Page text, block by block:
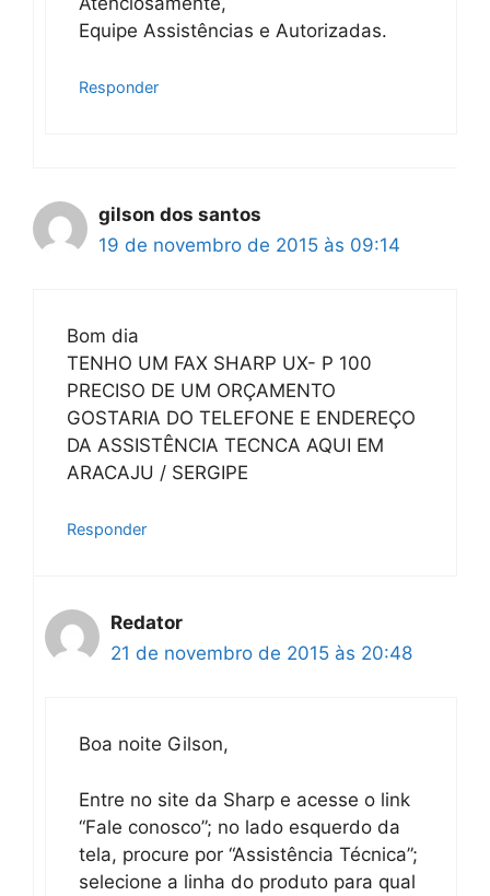
Equipe Assistências e Autorizadas.
Responder
gilson dos santos
19 de novembro de 2015 às 09:14
Bom dia
TENHO UM FAX SHARP UX- P 100
PRECISO DE UM ORÇAMENTO
GOSTARIA DO TELEFONE E ENDEREÇO
DA ASSISTÊNCIA TECNCA AQUI EM
ARACAJU / SERGIPE
Responder
Redator
21 de novembro de 2015 às 20:48
Boa noite Gilson,
Entre no site da Sharp e acesse o link
“Fale conosco”; no lado esquerdo da
tela, procure por “Assistência Técnica”;
selecione a linha do produto para qual